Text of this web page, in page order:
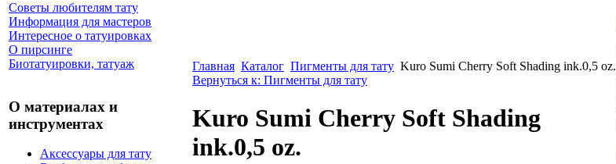
Советы любителям тату
Информация для мастеров
Интересное о татуировках
О пирсинге
Биотатуировки, татуаж
О материалах и
инструментах
Аксессуары для тату
Главная Каталог Пигменты для тату Kuro Sumi Cherry Soft Shading ink.0,5 oz.
Вернуться к: Пигменты для тату
Kuro Sumi Cherry Soft Shading
ink.0,5 oz.